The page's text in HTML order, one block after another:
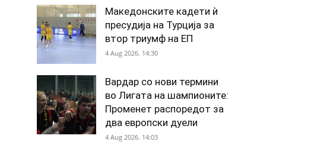
Македонските кадети ѝ
пресудија на Турција за
втор триумф на ЕП
4 Aug 2026. 14:30
Вардар со нови термини
во Лигата на шампионите:
Променет распоредот за
два европски дуели
4 Aug 2026. 14:03